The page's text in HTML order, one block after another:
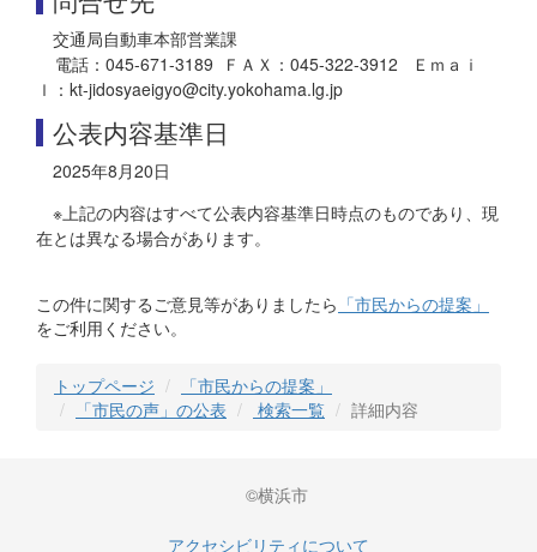
交通局自動車本部営業課
電話：045-671-3189 ＦＡＸ：045-322-3912 Ｅｍａｉ
ｌ：kt-jidosyaeigyo@city.yokohama.lg.jp
公表内容基準日
2025年8月20日
※上記の内容はすべて公表内容基準日時点のものであり、現
在とは異なる場合があります。
この件に関するご意見等がありましたら 「市民からの提案」
をご利用ください。
トップページ
「市民からの提案」
「市民の声」の公表
検索一覧 詳細内容
©横浜市
アクセシビリティについて